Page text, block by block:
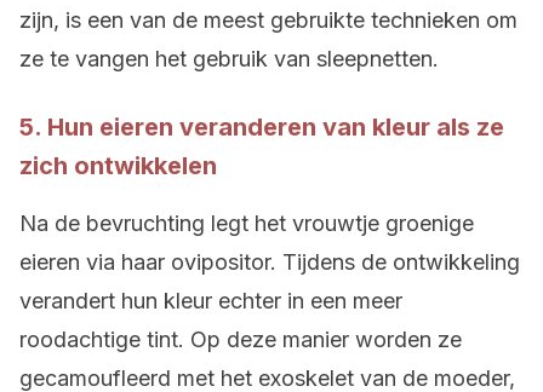
zijn, is een van de meest gebruikte technieken om
ze te vangen het gebruik van sleepnetten.
5. Hun eieren veranderen van kleur als ze
zich ontwikkelen
Na de bevruchting legt het vrouwtje groenige
eieren via haar ovipositor. Tijdens de ontwikkeling
verandert hun kleur echter in een meer
roodachtige tint. Op deze manier worden ze
gecamoufleerd met het exoskelet van de moeder,